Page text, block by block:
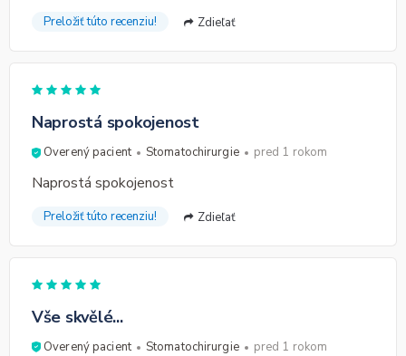
Preložiť túto recenziu! Zdieľať
Naprostá spokojenost
Overený pacient Stomatochirurgie pred 1 rokom
Naprostá spokojenost
Preložiť túto recenziu! Zdieľať
Vše skvělé...
Overený pacient Stomatochirurgie pred 1 rokom